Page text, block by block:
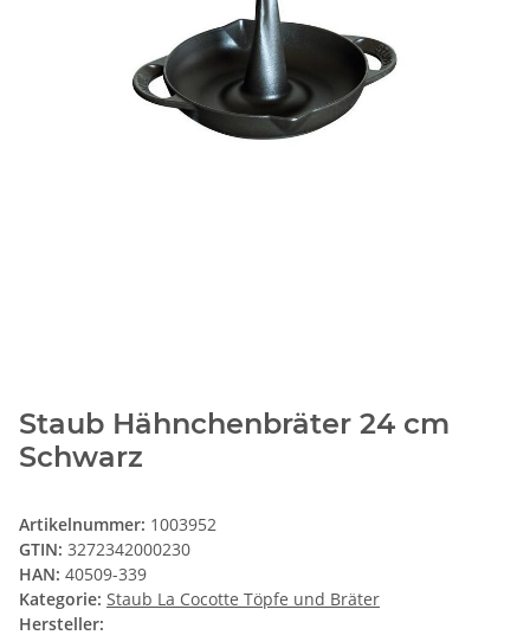
Staub Hähnchenbräter 24 cm
Schwarz
Artikelnummer: 1003952
GTIN: 3272342000230
HAN: 40509-339
Kategorie: Staub La Cocotte Töpfe und Bräter
Hersteller: